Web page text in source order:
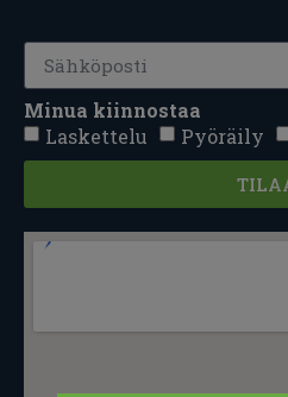
Minua kiinnostaa
Laskettelu
Pyöräily